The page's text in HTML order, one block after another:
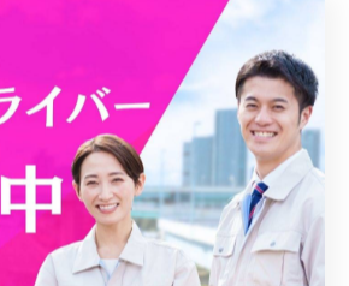
う。
し、単価アップや独立開業、事業
現実的な選択肢となっています。市
、安定収入と将来性を両立するため
収集と自己研鑽が不可欠です。
与える将来性への影響